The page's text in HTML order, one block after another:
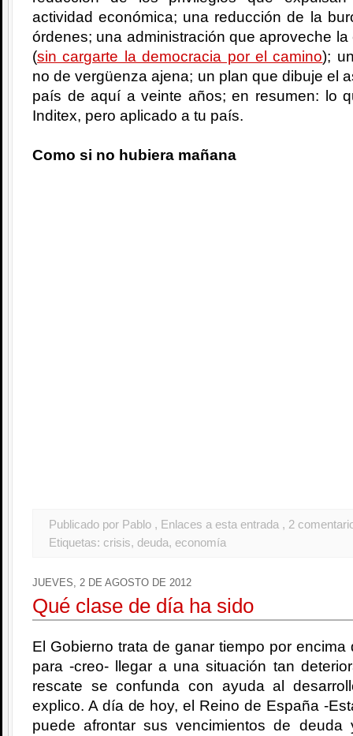
actividad económica; una reducción de la
órdenes; una administración que aproveche
(sin cargarte la democracia por el camino);
no de vergüenza ajena; un plan que dibuje el
país de aquí a veinte años; en resumen: lo
Inditex, pero aplicado a tu país.
Como si no hubiera mañana
Publicado por Pablo , Enlaces a esta entrada , 2
Etiquetas: crisis, deuda, economía
JUEVES, 2 DE AGOSTO DE 2012
Qué clase de día ha sido
El Gobierno trata de ganar tiempo por
para -creo- llegar a una situación tan
rescate se confunda con ayuda al
explico. A día de hoy, el Reino de España -
puede afrontar sus vencimientos de